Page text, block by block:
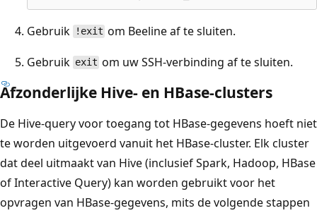
Gebruik !exit om Beeline af te sluiten.
Gebruik exit om uw SSH-verbinding af te sluiten.
Afzonderlijke Hive- en HBase-clusters
De Hive-query voor toegang tot HBase-gegevens hoeft niet
te worden uitgevoerd vanuit het HBase-cluster. Elk cluster
dat deel uitmaakt van Hive (inclusief Spark, Hadoop, HBase
of Interactive Query) kan worden gebruikt voor het
opvragen van HBase-gegevens, mits de volgende stappen